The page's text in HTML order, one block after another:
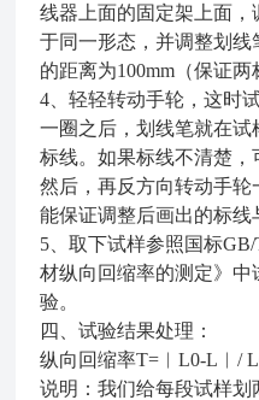
线器上面的固定架上面
于同一形态，并调整划
的距离为100mm（保证两
4、轻轻转动手轮，这时
一圈之后，划线笔就在试
标线。如果标线不清楚，
然后，再反方向转动手
能保证调整后画出的标线
5、取下试样参照国标
材纵向回缩率的测定》
验。
四、试验结果处理：
纵向回缩率T=︳L0-L︳/
说明：我们给每段试样划